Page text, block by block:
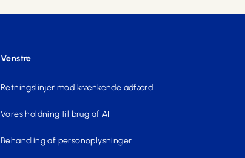
Venstre
Retningslinjer mod krænkende adfærd
Vores holdning til brug af AI
Behandling af personoplysninger